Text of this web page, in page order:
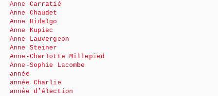
Anne Carratié
Anne Chaudet
Anne Hidalgo
Anne Kupiec
Anne Lauvergeon
Anne Steiner
Anne-Charlotte Millepied
Anne-Sophie Lacombe
année
année Charlie
année d’élection